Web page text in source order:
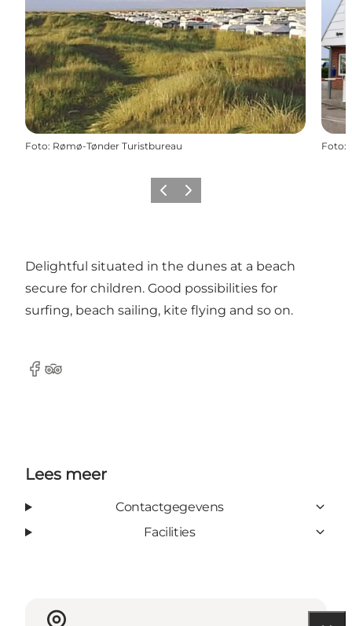
Foto: Rømø-Tønder Turistbureau Foto:
Vorige Volgende
Delightful situated in the dunes at a beach
secure for children. Good possibilities for
surfing, beach sailing, kite flying and so on.
Facebook
Tripadvisor
Lees meer
Contactgegevens
Facilities